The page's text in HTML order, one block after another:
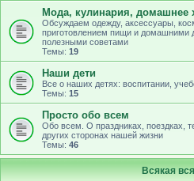
Мода, кулинария, домашнее
Обсуждаем одежду, аксессуары,
приготовлением пищи и домашними
полезными советами
Темы: 19
Наши дети
Все о наших детях: воспитании,
Темы: 15
Просто обо всем
Обо всем. О праздниках, поездках,
других сторонах нашей жизни
Темы: 46
Всякая